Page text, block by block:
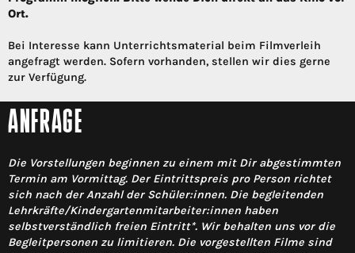
Ort.
Bei Interesse kann Unterrichtsmaterial beim Filmverleih
angefragt werden. Sofern vorhanden, stellen wir dies gerne
zur Verfügung.
ANFRAGE
Die Vorstellungen beginnen zu einem mit Dir abgestimmten
Termin am Vormittag. Der Eintrittspreis pro Person richtet
sich nach der Anzahl der Schüler:innen. Die begleitenden
Lehrkräfte/Kindergartenmitarbeiter:innen haben
selbstverständlich freien Eintritt*. Wir behalten uns vor die
Begleitpersonen zu limitieren. Die vorgestellten Filme sind